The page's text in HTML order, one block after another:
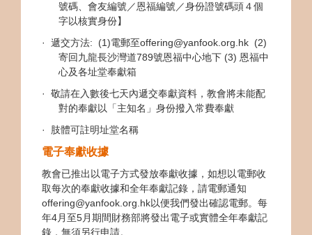
號碼、會友編號／恩福編號／身份證號碼頭４個
字以核實身份】
· 遞交方法: (1)電郵至offering@yanfook.org.hk (2)
寄回九龍長沙灣道789號恩福中心地下 (3) 恩福中
心及各址堂奉獻箱
· 敬請在入數後七天內遞交奉獻資料，教會將未能配
對的奉獻以「主知名」身份撥入常費奉獻
· 肢體可註明址堂名稱
電子奉獻收據
教會已推出以電子方式發放奉獻收據，如想以電郵收
取每次的奉獻收據和全年奉獻記錄，請電郵通知
offering@yanfook.org.hk以便我們發出確認電郵。每
年4月至5月期間財務部將發出電子或實體全年奉獻記
錄，無須另行申請。